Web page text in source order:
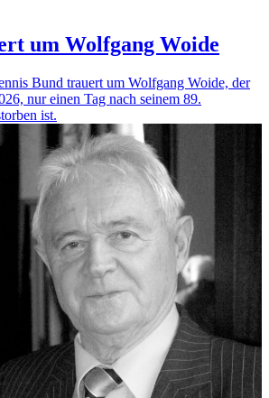
um Wolfgang Woide
Bund trauert um Wolfgang Woide, der
nur einen Tag nach seinem 89.
ist.